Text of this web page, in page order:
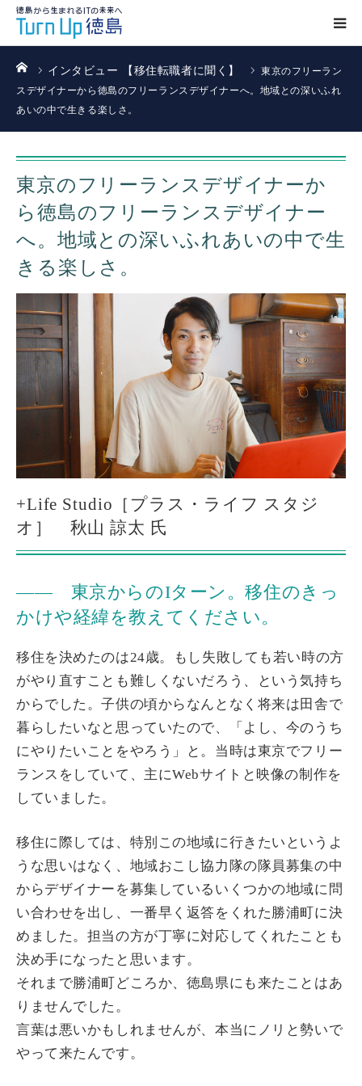
ホームインタビュー 【移住転職者に聞く】
東京のフリーラン
スデザイナーから徳島のフリーランスデザイナーへ。地域との深いふれ
あいの中で生きる楽しさ。
東京のフリーランスデザイナーか
ら徳島のフリーランスデザイナー
へ。地域との深いふれあいの中で生
きる楽しさ。
+Life Studio［プラス・ライフ スタジ
オ］ 秋山 諒太 氏
―― 東京からのIターン。移住のきっ
かけや経緯を教えてください。
移住を決めたのは24歳。もし失敗しても若い時の方
がやり直すことも難しくないだろう、という気持ち
からでした。子供の頃からなんとなく将来は田舎で
暮らしたいなと思っていたので、「よし、今のうち
にやりたいことをやろう」と。当時は東京でフリー
ランスをしていて、主にWebサイトと映像の制作を
していました。
移住に際しては、特別この地域に行きたいというよ
うな思いはなく、地域おこし協力隊の隊員募集の中
からデザイナーを募集しているいくつかの地域に問
い合わせを出し、一番早く返答をくれた勝浦町に決
めました。担当の方が丁寧に対応してくれたことも
決め手になったと思います。
それまで勝浦町どころか、徳島県にも来たことはあ
りませんでした。
言葉は悪いかもしれませんが、本当にノリと勢いで
やって来たんです。